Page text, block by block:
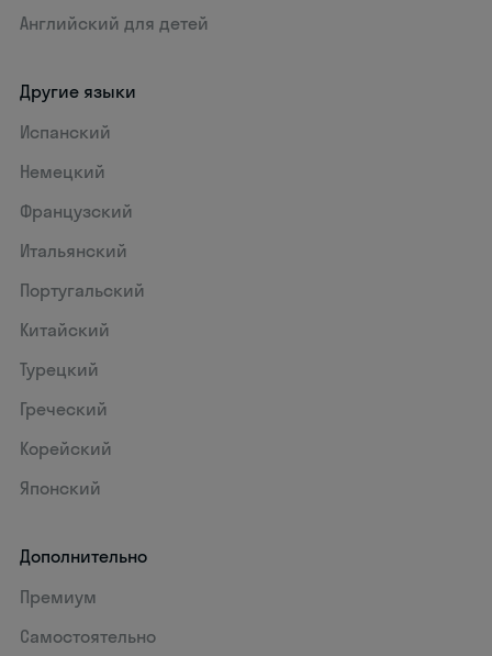
Английский для детей
Другие языки
Испанский
Немецкий
Французский
Итальянский
Португальский
Китайский
Турецкий
Греческий
Корейский
Японский
Дополнительно
Премиум
Самостоятельно